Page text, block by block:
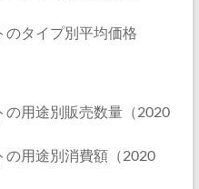
のタイプ別平均価格
の用途別販売数量（2020
の用途別消費額（2020